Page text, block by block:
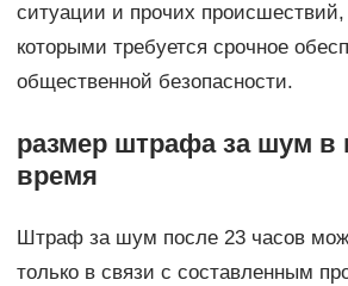
ситуации и прочих происшествий,
которыми требуется срочное
общественной безопасности.
размер штрафа за шум в
время
Штраф за шум после 23 часов
только в связи с составленным